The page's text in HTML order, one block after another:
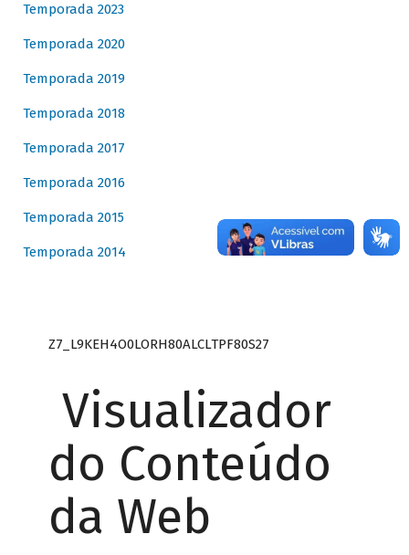
Temporada 2023
Temporada 2020
Temporada 2019
Temporada 2018
Temporada 2017
Temporada 2016
Temporada 2015
Temporada 2014
Z7_L9KEH4O0LORH80ALCLTPF80S27
Visualizador
do Conteúdo
da Web